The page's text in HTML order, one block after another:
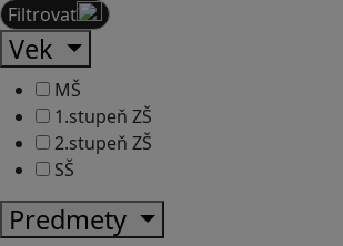
Filtrovať
Vek
MŠ
1.stupeň ZŠ
2.stupeň ZŠ
SŠ
Predmety